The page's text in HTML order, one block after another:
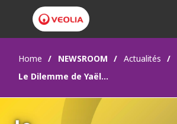
Home NEWSROOM
Actualités
Le Dilemme de Yaël LEBLANC : digital, data et performance